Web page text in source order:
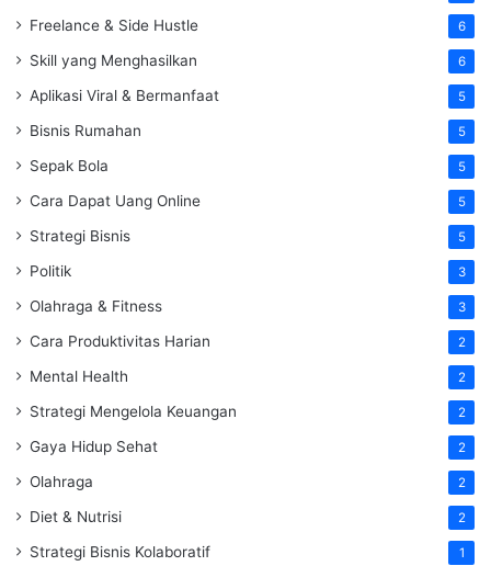
Freelance & Side Hustle 6
Skill yang Menghasilkan 6
Aplikasi Viral & Bermanfaat 5
Bisnis Rumahan 5
Sepak Bola 5
Cara Dapat Uang Online 5
Strategi Bisnis 5
Politik 3
Olahraga & Fitness 3
Cara Produktivitas Harian 2
Mental Health 2
Strategi Mengelola Keuangan 2
Gaya Hidup Sehat 2
Olahraga 2
Diet & Nutrisi 2
Strategi Bisnis Kolaboratif 1